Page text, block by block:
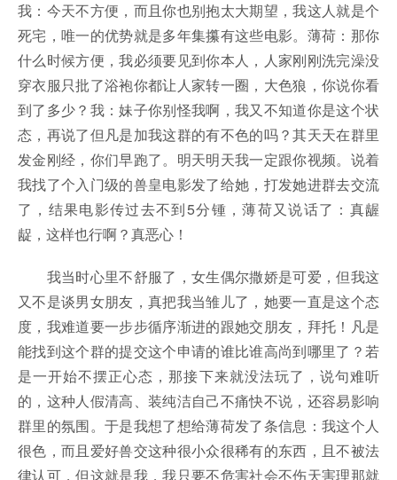
我：今天不方便，而且你也别抱太大期望，我这人就是个
死宅，唯一的优势就是多年集攥有这些电影。薄荷：那你
什么时候方便，我必须要见到你本人，人家刚刚洗完澡没
穿衣服只批了浴袍你都让人家转一圈，大色狼，你说你看
到了多少？我：妹子你别怪我啊，我又不知道你是这个状
态，再说了但凡是加我这群的有不色的吗？其天天在群里
发金刚经，你们早跑了。明天明天我一定跟你视频。说着
我找了个入门级的兽皇电影发了给她，打发她进群去交流
了，结果电影传过去不到5分锺，薄荷又说话了：真龌
龊，这样也行啊？真恶心！
我当时心里不舒服了，女生偶尔撒娇是可爱，但我这
又不是谈男女朋友，真把我当雏儿了，她要一直是这个态
度，我难道要一步步循序渐进的跟她交朋友，拜托！凡是
能找到这个群的提交这个申请的谁比谁高尚到哪里了？若
是一开始不摆正心态，那接下来就没法玩了，说句难听
的，这种人假清高、装纯洁自己不痛快不说，还容易影响
群里的氛围。于是我想了想给薄荷发了条信息：我这个人
很色，而且爱好兽交这种很小众很稀有的东西，且不被法
律认可，但这就是我，我只要不危害社会不伤天害理那就